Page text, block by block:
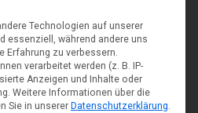
Technologien auf unserer
essenziell, während andere uns
Erfahrung zu verbessern.
verarbeitet werden (z. B. IP-
Anzeigen und Inhalte oder
Weitere Informationen über die
Sie in unserer Datenschutzerklärung.